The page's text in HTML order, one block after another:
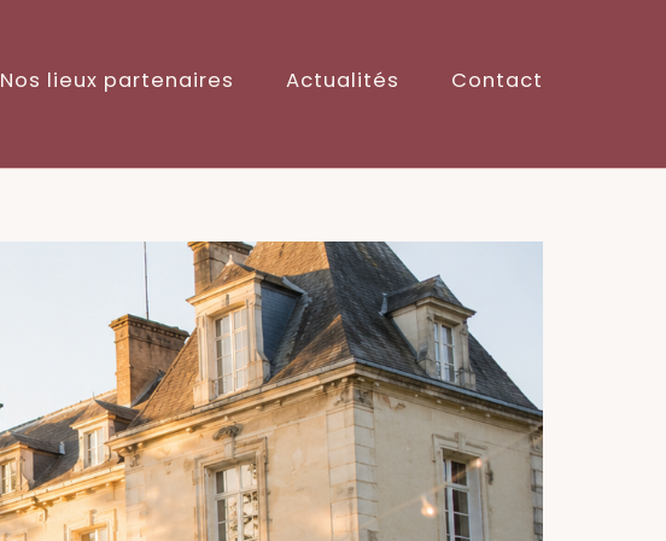
Nos lieux partenaires Actualités Contact